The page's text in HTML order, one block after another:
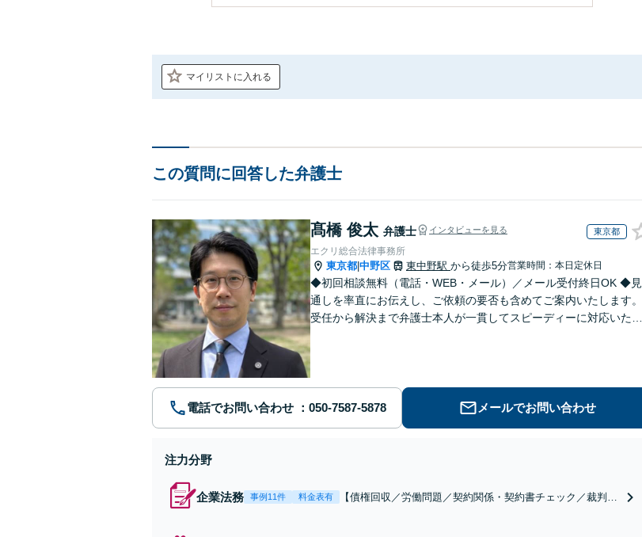
マイリストに入れる
この質問に回答した弁護士
髙橋 俊太 弁護士 インタビューを見る 東京都
エクリ総合法律事務所
東京都 中野区 東中野駅 から徒歩5分営業時間：本日定休日
◆初回相談無料（電話・WEB・メール）／メール受付終日OK ◆見
通しを率直にお伝えし、ご依頼の要否も含めてご案内いたします。
受任から解決まで弁護士本人が一貫してスピーディーに対応いたし
電話でお問い合わせ メールでお問い合わせ
注力分野
企業法務 事例11件 料金表有
【債権回収／労働問題／契約関係・契約書チェック／裁判対